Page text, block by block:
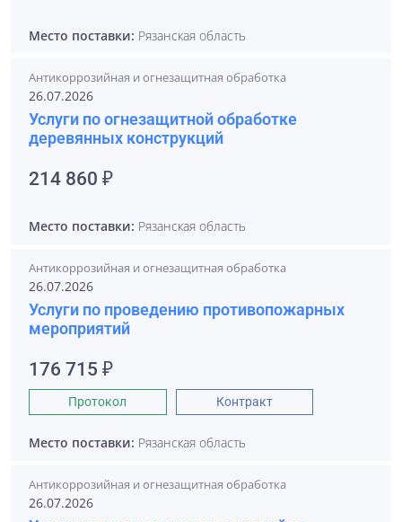
Место поставки: Рязанская область
Антикоррозийная и огнезащитная обработка
26.07.2026
Услуги по огнезащитной обработке
деревянных конструкций
214 860 ₽
Место поставки: Рязанская область
Антикоррозийная и огнезащитная обработка
26.07.2026
Услуги по проведению противопожарных
мероприятий
176 715 ₽
Протокол Контракт
Место поставки: Рязанская область
Антикоррозийная и огнезащитная обработка
26.07.2026